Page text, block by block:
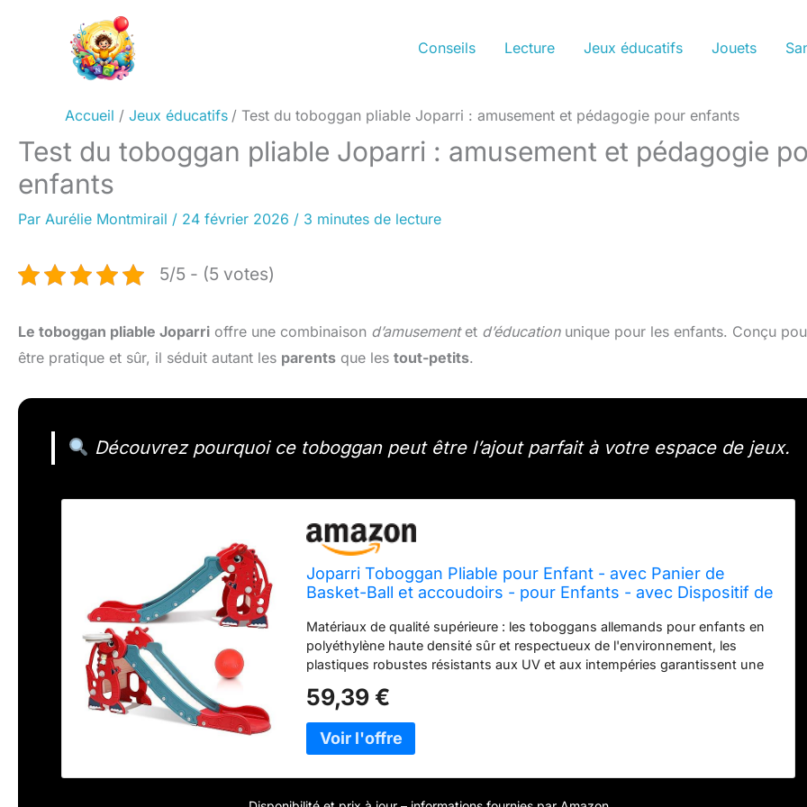
Conseils Lecture Jeux éducatifs Jouets
Accueil Jeux éducatifs Test du toboggan pliable Joparri : amusement et pédagogie pour enfants
Test du toboggan pliable Joparri : amusement et pédagogie
enfants
Par Aurélie Montmirail / 24 février 2026 / 3 minutes de lecture
5/5 - (5 votes)
Le toboggan pliable Joparri offre une combinaison d’amusementet d’éducationunique pour les enfants. Conçu
être pratique et sûr, il séduit autant les parents que les tout-petits.
Découvrez pourquoi ce toboggan peut être l’ajout parfait à votre espace de jeux.
Joparri Toboggan Pliable pour Enfant - avec Panier de
Basket-Ball et accoudoirs - pour Enfants - avec Dispositif de
- Rouge
Matériaux de qualité supérieure : les toboggans allemands pour enfants en
polyéthylène haute densité sûr et respectueux de l'environnement, les
plastiques robustes résistants aux UV et aux intempéries garantissent une
antidérapantes, des balustrades sûres et des bords arrondis assurent un
plaisir de jeu sûr. Nombreuses possibilités de jeu : le toboggan pour enfants
offre une variété de possibilités de jeu pour stimuler l'imagination et la
motricité des enfants. Des fonctions supplémentaires telles que le mur
d'escalade, l'escalade, le lancer ou les modules de jeu intégrés assurent un
59,39 €